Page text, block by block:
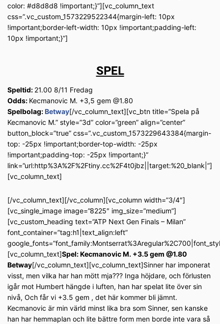
color: #d8d8d8 !important;}”][vc_column_text
css=”.vc_custom_1573229522344{margin-left: 10px
!important;border-left-width: 10px !important;padding-left:
10px !important;}”]
SPEL
Speltid: 21.00 8/11 Fredag
Odds: Kecmanovic M. +3,5 gem @1.80
Spelbolag:Betway[/vc_column_text][vc_btn title=”Spela på
Kecmanovic M.” style=”3d” color=”green” align=”center”
button_block=”true” css=”.vc_custom_1573229643384{margin-
top: -25px !important;border-top-width: -25px
!important;padding-top: -25px !important;}”
link=”url:http%3A%2F%2Ftiny.cc%2F4t0jbz||target:%20_blank|”]
[vc_column_text]
[/vc_column_text][/vc_column][vc_column width=”3/4″]
[vc_single_image image=”8225″ img_size=”medium”]
[vc_custom_heading text=”ATP Next Gen Finals – Milan”
font_container=”tag:h1|text_align:left”
[vc_column_text]Spel: Kecmanovic M. +3.5 gem @1.80
Betway[/vc_column_text][vc_column_text]Sinner har imponerat
visst, men vilka har han mött mja??? Inga höjdare, och förlusten
igår mot Humbert hängde i luften, han har spelat lite över sin
nivå, Och får vi +3.5 gem , det här kommer bli jämnt.
Kecmanovic är min värld minst lika bra som Sinner, sen kanske
han har hemmaplan och lite bättre form men borde inte vara så